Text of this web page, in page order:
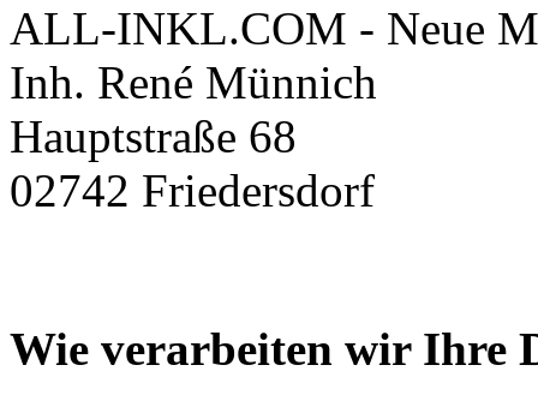
ALL-INKL.COM - Neue
Inh. René Münnich
Hauptstraße 68
02742 Friedersdorf
Wie verarbeiten wir Ihre